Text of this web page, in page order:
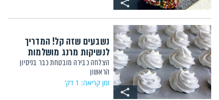
נשבעים שזה קל! המדריך
לנשיקות מרנג מושלמות
הצלחה כבירה מובטחת כבר בניסיון
הראשון
זמן קריאה: 1 דק'